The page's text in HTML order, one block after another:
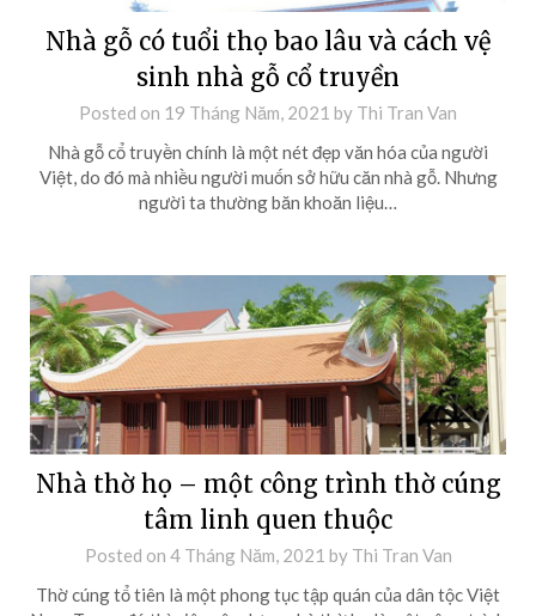
Nhà gỗ có tuổi thọ bao lâu và cách vệ
sinh nhà gỗ cổ truyền
Posted on 19 Tháng Năm, 2021 by Thi Tran Van
Nhà gỗ cổ truyền chính là một nét đẹp văn hóa của người
Việt, do đó mà nhiều người muốn sở hữu căn nhà gỗ. Nhưng
người ta thường băn khoăn liệu…
Nhà thờ họ – một công trình thờ cúng
tâm linh quen thuộc
Posted on 4 Tháng Năm, 2021 by Thi Tran Van
Thờ cúng tổ tiên là một phong tục tập quán của dân tộc Việt